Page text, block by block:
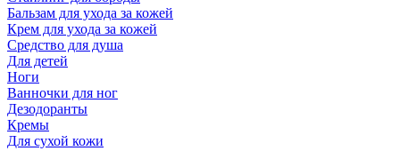
Бальзам для ухода за кожей
Крем для ухода за кожей
Средство для душа
Для детей
Ноги
Ванночки для ног
Дезодоранты
Кремы
Для сухой кожи